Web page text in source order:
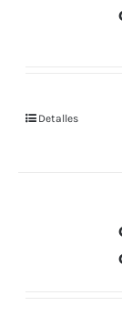
Detalles